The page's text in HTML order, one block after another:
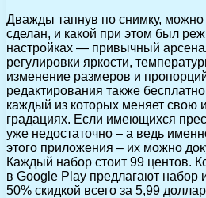
Дважды тапнув по снимку, можно
сделан, и какой при этом был
настройках — привычный
регулировки яркости,
изменение размеров и
редактирования также
каждый из которых меняет свою
градациях. Если имеющихся
уже недостаточно – а ведь
этого приложения – их можно
Каждый набор стоит 99 центов.
в Google Play предлагают набор
50% скидкой всего за 5,99